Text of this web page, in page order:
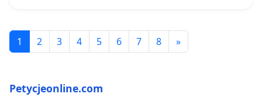
1 2 3 4 5 6 7 8 »
Petycjeonline.com